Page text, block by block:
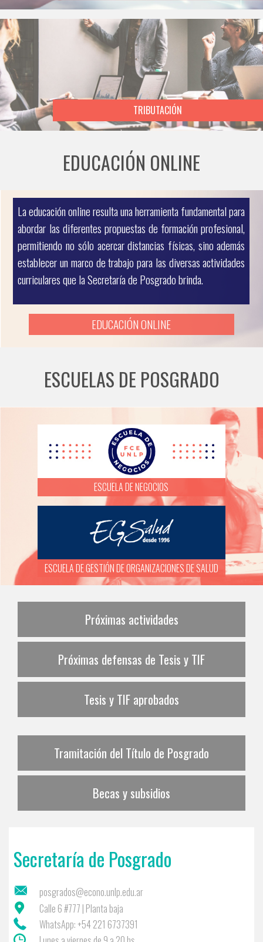
TRIBUTACIÓN
EDUCACIÓN ONLINE
La educación online resulta una herramienta fundamental para
abordar las diferentes propuestas de formación profesional,
permitiendo no sólo acercar distancias físicas, sino además
establecer un marco de trabajo para las diversas actividades
curriculares que la Secretaría de Posgrado brinda.
EDUCACIÓN ONLINE
ESCUELAS DE POSGRADO
ESCUELA DE NEGOCIOS
ESCUELA DE GESTIÓN DE ORGANIZACIONES DE SALUD
Próximas actividades
Próximas defensas de Tesis y TIF
Tesis y TIF aprobados
Tramitación del Título de Posgrado
Becas y subsidios
Secretaría de Posgrado
posgrados@econo.unlp.edu.ar
Calle 6 #777 | Planta baja
WhatsApp: +54 221 6737391